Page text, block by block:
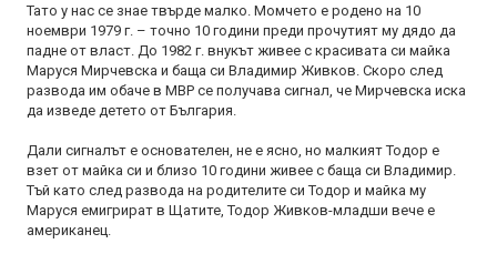
Тато у нас се знае твърде малко. Момчето е родено на 10
ноември 1979 г. – точно 10 години преди прочутият му дядо да
падне от власт. До 1982 г. внукът живее с красивата си майка
Маруся Мирчевска и баща си Владимир Живков. Скоро след
развода им обаче в МВР се получава сигнал, че Мирчевска иска
да изведе детето от България.
Дали сигналът е основателен, не е ясно, но малкият Тодор е
взет от майка си и близо 10 години живее с баща си Владимир.
Тъй като след развода на родителите си Тодор и майка му
Маруся емигрират в Щатите, Тодор Живков-младши вече е
американец.